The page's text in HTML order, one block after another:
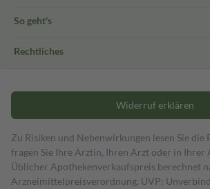
So geht's
Rechtliches
Widerruf erklären
Zu Risiken und Nebenwirkungen lesen Sie die
fragen Sie Ihre Ärztin, Ihren Arzt oder in Ihrer
Üblicher Apothekenverkaufspreis berechnet
Arzneimittelpreisverordnung. UVP: